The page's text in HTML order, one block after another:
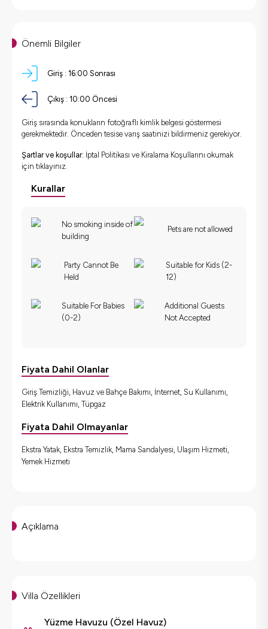
Önemli Bilgiler
Giriş : 16:00 Sonrası
Çıkış : 10:00 Öncesi
Giriş sırasında konukların fotoğraflı kimlik belgesi göstermesi
gerekmektedir. Önceden tesise varış saatinizi bildirmeniz gerekiyor.
Şartlar ve koşullar: İptal Politikası ve Kiralama Koşullarını okumak
için tıklayınız.
Kurallar
No smoking inside of
building
Pets are not allowed
Party Cannot Be
Held
Suitable for Kids (2-
12)
Suitable For Babies
(0-2)
Additional Guests
Not Accepted
Fiyata Dahil Olanlar
Giriş Temizliği, Havuz ve Bahçe Bakımı, İnternet, Su Kullanımı,
Elektrik Kullanımı, Tüpgaz
Fiyata Dahil Olmayanlar
Ekstra Yatak, Ekstra Temizlik, Mama Sandalyesi, Ulaşım Hizmeti,
Yemek Hizmeti
Açıklama
Villa Özellikleri
Yüzme Havuzu (Özel Havuz)